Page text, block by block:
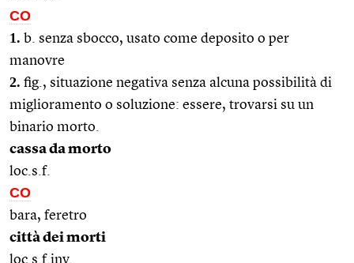
CO
1. b. senza sbocco, usato come deposito o per
manovre
2. fig., situazione negativa senza alcuna possibilità di
miglioramento o soluzione: essere, trovarsi su un
binario morto.
cassa da morto
loc.s.f.
CO
bara, feretro
città dei morti
loc.s.f.inv.